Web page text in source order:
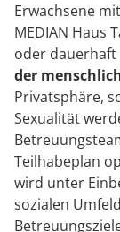
Erwachsene
MEDIAN Haus
oder dauerhaft
der
Privatsphäre,
Sexualität
Teilhabeplan
wird unter
sozialen